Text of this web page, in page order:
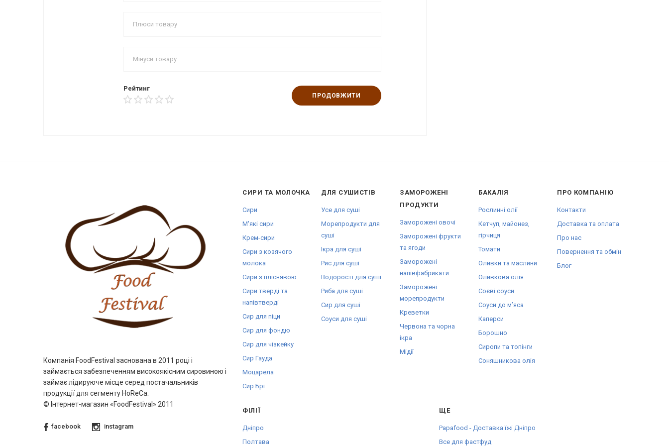
Рейтинг
ПРОДОВЖИТИ
Компанія FoodFestival заснована в 2011 році і
займається забезпеченням високоякісним сировиною і
займає лідируюче місце серед постачальників
продукції для сегменту HoReCa.
© Інтернет-магазин «FoodFestival» 2011
facebook instagram
СИРИ ТА МОЛОЧКА
Сири
М'які сири
Крем-сири
Сири з козячого
молока
Сири з пліснявою
Сири тверді та
напівтверді
Сир для піци
Сир для фондю
Сир для чізкейку
Сир Гауда
Моцарела
Сир Брі
ДЛЯ СУШИСТІВ
Усе для суші
Морепродукти для
суші
Ікра для суші
Рис для суші
Водорості для суші
Риба для суші
Сир для суші
Соуси для суші
ЗАМОРОЖЕНІ
ПРОДУКТИ
Заморожені овочі
Заморожені фрукти
та ягоди
Заморожені
напівфабрикати
Заморожені
морепродукти
Креветки
Червона та чорна
ікра
Мідії
БАКАЛІЯ
Рослинні олії
Кетчуп, майонез,
гірчиця
Томати
Оливки та маслини
Оливкова олія
Соєві соуси
Соуси до мʼяса
Каперси
Борошно
Сиропи та топінги
Соняшникова олія
ПРО КОМПАНІЮ
Контакти
Доставка та оплата
Про нас
Повернення та обмін
Блог
ФІЛІЇ
Дніпро
Полтава
ЩЕ
Papafood - Доставка їжі Дніпро
Все для фастфуд